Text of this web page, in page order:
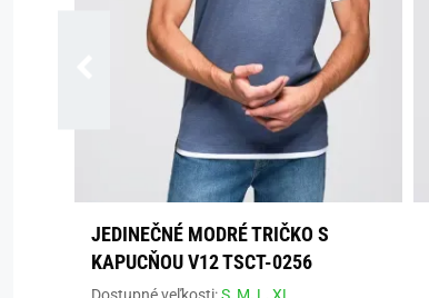
JEDINEČNÉ MODRÉ TRIČKO S
KAPUCŇOU V12 TSCT-0256